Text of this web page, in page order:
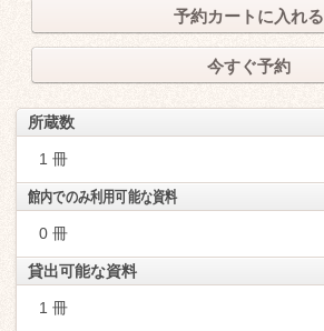
予約カートに入れる
今すぐ予約
所蔵数
1 冊
館内でのみ利用可能な資料
0 冊
貸出可能な資料
1 冊